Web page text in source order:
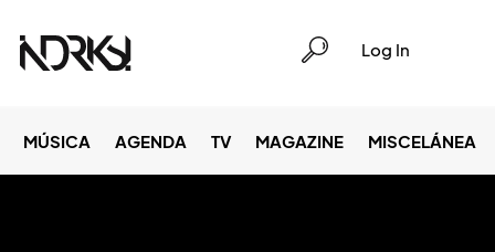
Log In
MÚSICA AGENDA TV MAGAZINE MISCELÁNEA